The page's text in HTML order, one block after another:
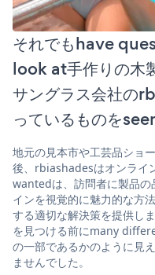
それでもhave
look at手作りの木
サングラス会社の
っているものを
地元の見本市や工芸品ショ
後、rbiashadesはオンライ
wantedは、訪問者に製品の
インを視覚的に魅力的な方
する適切な解決策を提供し
を見つける前にmany
の一部であるかのように見
ませんでした。